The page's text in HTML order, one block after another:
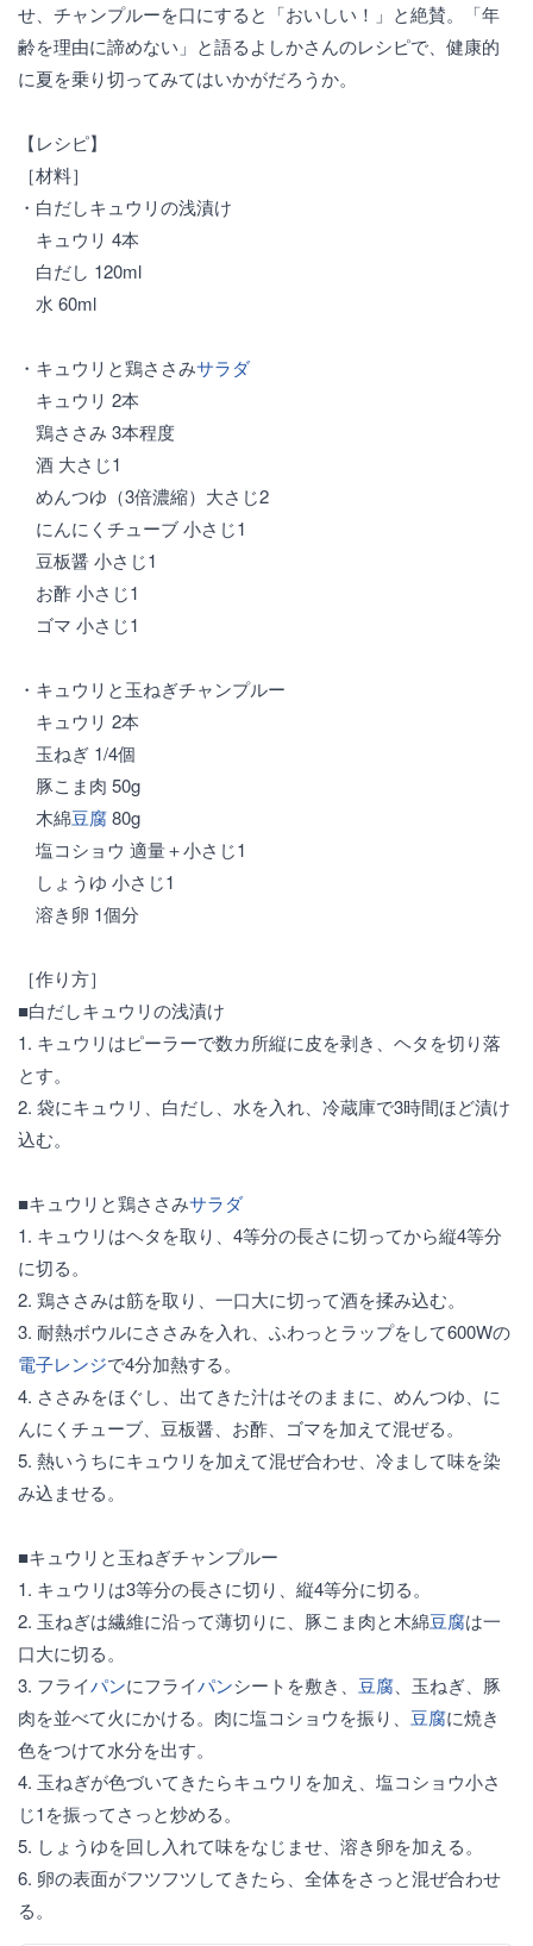
せ、チャンプルーを口にすると「おいしい！」と絶賛。「年
齢を理由に諦めない」と語るよしかさんのレシピで、健康的
に夏を乗り切ってみてはいかがだろうか。
【レシピ】
［材料］
・白だしキュウリの浅漬け
キュウリ 4本
白だし 120ml
水 60ml
・キュウリと鶏ささみサラダ
キュウリ 2本
鶏ささみ 3本程度
酒 大さじ1
めんつゆ（3倍濃縮）大さじ2
にんにくチューブ 小さじ1
豆板醤 小さじ1
お酢 小さじ1
ゴマ 小さじ1
・キュウリと玉ねぎチャンプルー
キュウリ 2本
玉ねぎ 1/4個
豚こま肉 50g
木綿豆腐80g
塩コショウ 適量＋小さじ1
しょうゆ 小さじ1
溶き卵 1個分
［作り方］
■白だしキュウリの浅漬け
1. キュウリはピーラーで数カ所縦に皮を剥き、ヘタを切り落
とす。
2. 袋にキュウリ、白だし、水を入れ、冷蔵庫で3時間ほど漬け
込む。
■キュウリと鶏ささみサラダ
1. キュウリはヘタを取り、4等分の長さに切ってから縦4等分
に切る。
2. 鶏ささみは筋を取り、一口大に切って酒を揉み込む。
3. 耐熱ボウルにささみを入れ、ふわっとラップをして600Wの
電子レンジで4分加熱する。
4. ささみをほぐし、出てきた汁はそのままに、めんつゆ、に
んにくチューブ、豆板醤、お酢、ゴマを加えて混ぜる。
5. 熱いうちにキュウリを加えて混ぜ合わせ、冷まして味を染
み込ませる。
■キュウリと玉ねぎチャンプルー
1. キュウリは3等分の長さに切り、縦4等分に切る。
2. 玉ねぎは繊維に沿って薄切りに、豚こま肉と木綿豆腐は一
口大に切る。
3. フライパンにフライパンシートを敷き、 豆腐 、玉ねぎ、豚
肉を並べて火にかける。肉に塩コショウを振り、 豆腐に焼き
色をつけて水分を出す。
4. 玉ねぎが色づいてきたらキュウリを加え、塩コショウ小さ
じ1を振ってさっと炒める。
5. しょうゆを回し入れて味をなじませ、溶き卵を加える。
6. 卵の表面がフツフツしてきたら、全体をさっと混ぜ合わせ
る。